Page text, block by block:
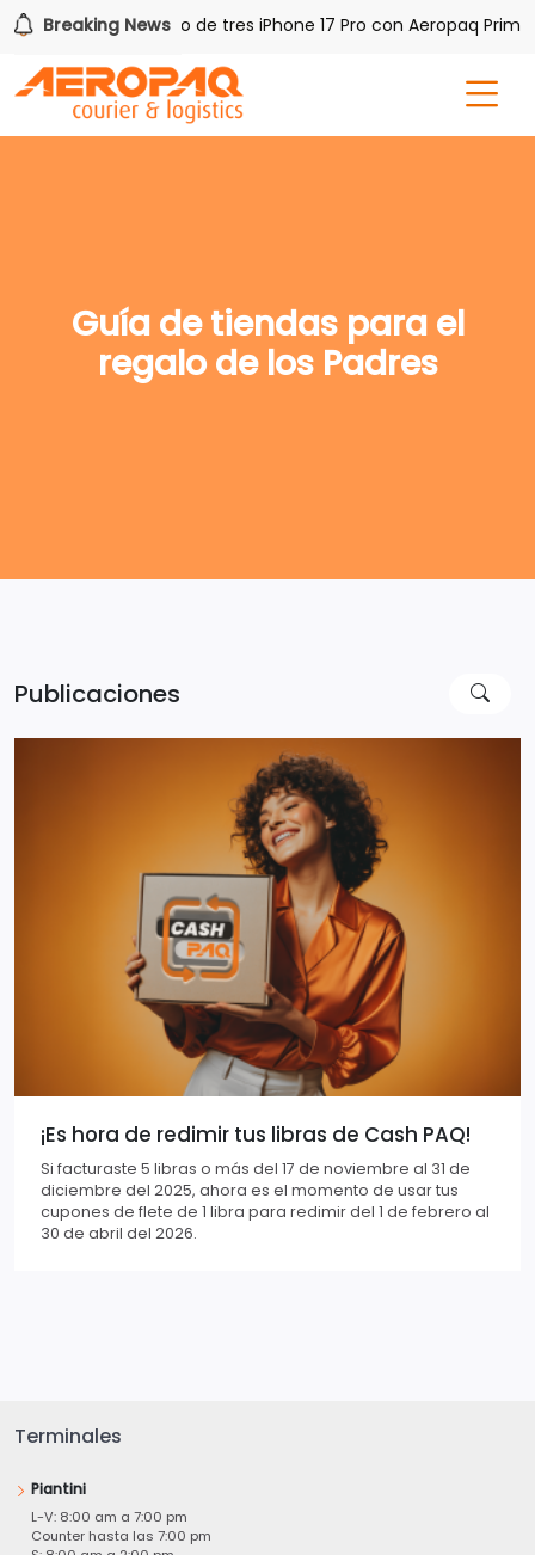
Breaking News
Gana uno de tres iPhone 17 Pro con Aeropaq Prime
Guía de tiendas para el
regalo de los Padres
Publicaciones
¡Es hora de redimir tus libras de Cash PAQ!
Si facturaste 5 libras o más del 17 de noviembre al 31 de
diciembre del 2025, ahora es el momento de usar tus
cupones de flete de 1 libra para redimir del 1 de febrero al
30 de abril del 2026.
Terminales
Piantini
L-V: 8:00 am a 7:00 pm
Counter hasta las 7:00 pm